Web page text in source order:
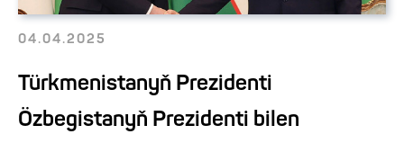
04.04.2025
Türkmenistanyň Prezidenti
Özbegistanyň Prezidenti bilen